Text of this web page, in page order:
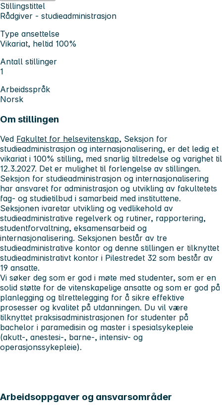
Stillingstittel
Rådgiver - studieadministrasjon
Type ansettelse
Vikariat, heltid 100%
Antall stillinger
1
Arbeidsspråk
Norsk
Om stillingen
Ved Fakultet for helsevitenskap, Seksjon for
studieadministrasjon og internasjonalisering, er det ledig et
vikariat i 100% stilling, med snarlig tiltredelse og varighet til
12.3.2027. Det er mulighet til forlengelse av stillingen.
Seksjon for studieadministrasjon og internasjonalisering
har ansvaret for administrasjon og utvikling av fakultetets
fag- og studietilbud i samarbeid med instituttene.
Seksjonen ivaretar utvikling og vedlikehold av
studieadministrative regelverk og rutiner, rapportering,
studentforvaltning, eksamensarbeid og
internasjonalisering. Seksjonen består av tre
studieadministrative kontor og denne stillingen er tilknyttet
studieadministrativt kontor i Pilestredet 32 som består av
19 ansatte.
Vi søker deg som er god i møte med studenter, som er en
solid støtte for de vitenskapelige ansatte og som er god på
planlegging og tilrettelegging for å sikre effektive
prosesser og kvalitet på utdanningen. Du vil være
tilknyttet praksisadministrasjonen for studenter på
bachelor i paramedisin og master i spesialsykepleie
(akutt-, anestesi-, barne-, intensiv- og
operasjonssykepleie).
Arbeidsoppgaver og ansvarsområder